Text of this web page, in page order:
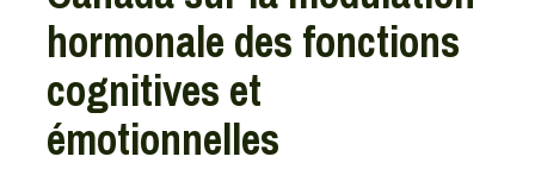
hormonale des fonctions
cognitives et
émotionnelles